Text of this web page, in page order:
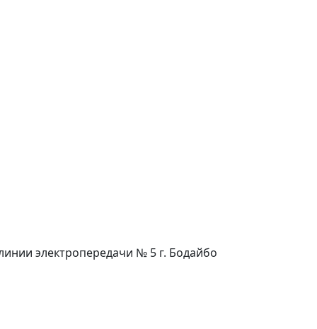
электропередачи № 5 г. Бодайбо